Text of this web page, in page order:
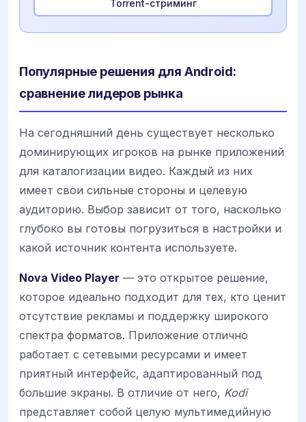
Torrent-стриминг
Популярные решения для Android:
сравнение лидеров рынка
На сегодняшний день существует несколько
доминирующих игроков на рынке приложений
для каталогизации видео. Каждый из них
имеет свои сильные стороны и целевую
аудиторию. Выбор зависит от того, насколько
глубоко вы готовы погрузиться в настройки и
какой источник контента используете.
Nova Video Player — это открытое решение,
которое идеально подходит для тех, кто ценит
отсутствие рекламы и поддержку широкого
спектра форматов. Приложение отлично
работает с сетевыми ресурсами и имеет
приятный интерфейс, адаптированный под
большие экраны. В отличие от него, Kodi
представляет собой целую мультимедийную